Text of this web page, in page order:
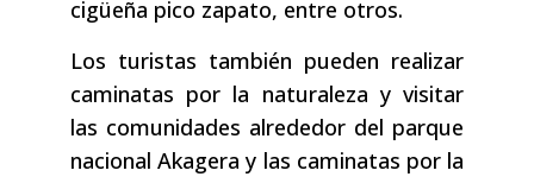
cigüeña pico zapato, entre otros.
Los turistas también pueden realizar
caminatas por la naturaleza y visitar
las comunidades alrededor del parque
nacional Akagera y las caminatas por la